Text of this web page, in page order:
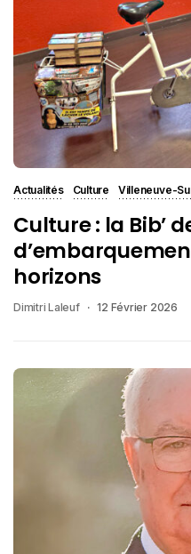
Actualités Culture Villeneuve-
Culture : la Bib’
horizons
Dimitri Laleuf 12 Février 2026